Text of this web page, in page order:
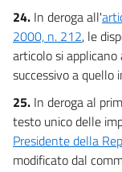
24. In deroga all'
2000, n. 212, le
articolo si
successivo a quello
25. In deroga al
testo unico delle
Presidente della
modificato dal